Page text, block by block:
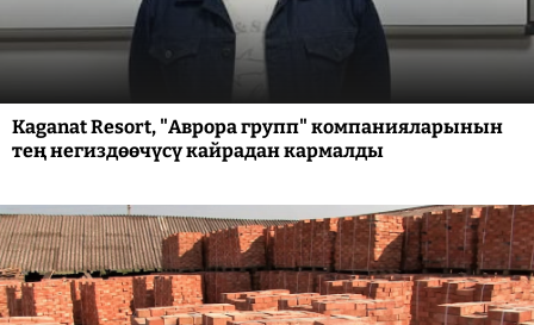
Kaganat Resort, "Аврора групп" компанияларынын
тең негиздөөчүсү кайрадан кармалды